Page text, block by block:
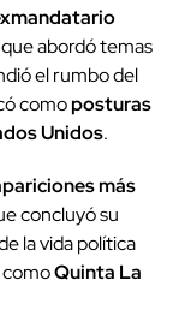
abordó temas
el rumbo del
comoposturas
Unidos.
más
concluyó su
la vida política
comoQuinta La